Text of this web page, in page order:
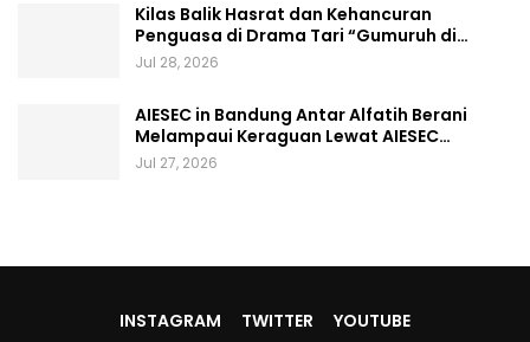
Kilas Balik Hasrat dan Kehancuran
Penguasa di Drama Tari “Gumuruh di…
Jul 28, 2026
AIESEC in Bandung Antar Alfatih Berani
Melampaui Keraguan Lewat AIESEC…
Jul 27, 2026
INSTAGRAM TWITTER YOUTUBE